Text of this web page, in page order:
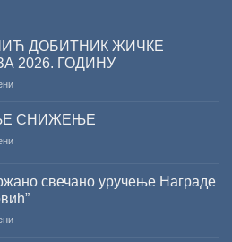
ДОБИТНИК ЖИЧКЕ
2026. ГОДИНУ
на
РАДОЈЧИЋ
ЖИЧКЕ
ГОДИНУ
СНИЖЕЊЕ
на
СНИЖЕЊЕ
свечано уручење Награде
на